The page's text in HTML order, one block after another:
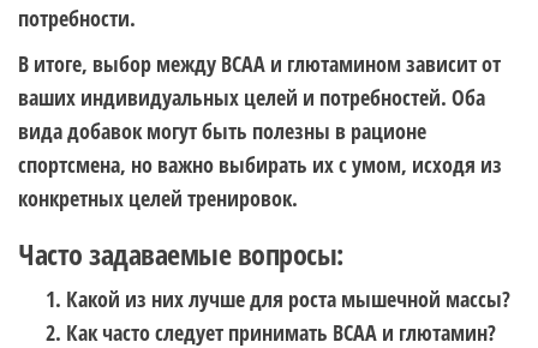
потребности.
В итоге, выбор между BCAA и глютамином зависит от
ваших индивидуальных целей и потребностей. Оба
вида добавок могут быть полезны в рационе
спортсмена, но важно выбирать их с умом, исходя из
конкретных целей тренировок.
Часто задаваемые вопросы:
Какой из них лучше для роста мышечной массы?
Как часто следует принимать BCAA и глютамин?